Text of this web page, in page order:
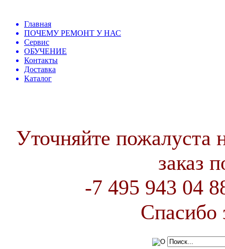
Главная
ПОЧЕМУ РЕМОНТ У НАС
Сервис
ОБУЧЕНИЕ
Контакты
Доставка
Каталог
Уточняйте пожалуста
заказ
-7 495 943 04
Спасибо